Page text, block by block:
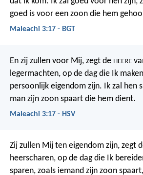
goed is voor een zoon die hem
Maleachi 3:17 - BGT
En zij zullen voor Mij, zegt de HEERE
legermachten, op de dag die Ik
persoonlijk eigendom zijn. Ik zal hen
man zijn zoon spaart die hem dient.
Maleachi 3:17 - HSV
Zij zullen Mij ten eigendom zijn, zegt
heerscharen, op de dag die Ik
sparen, zoals iemand zijn zoon